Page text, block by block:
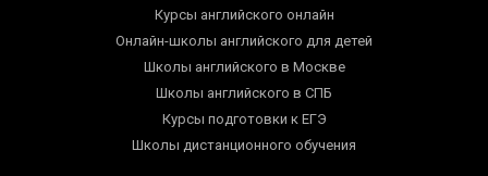
Курсы английского онлайн
Онлайн-школы английского для детей
Школы английского в Москве
Школы английского в СПБ
Курсы подготовки к ЕГЭ
Школы дистанционного обучения